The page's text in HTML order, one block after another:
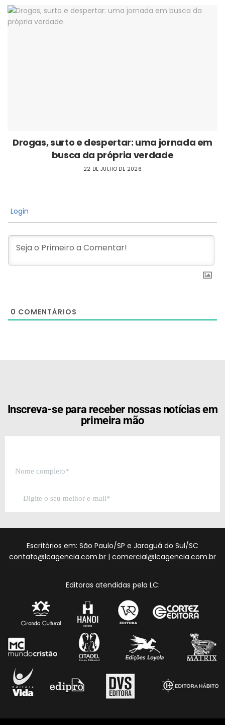
Drogas, surto e despertar: uma jornada em
busca da própria verdade
22 DE JULHO DE 2026
Login
0 COMENTÁRIOS
Inscreva-se para receber nossas notícias em
primeira mão
Escritórios em: São Paulo/SP e Jaraguá do Sul/SC
contato@lcagencia.com.br | comercial@lcagencia.com.br
Editoras atendidas pela LC: